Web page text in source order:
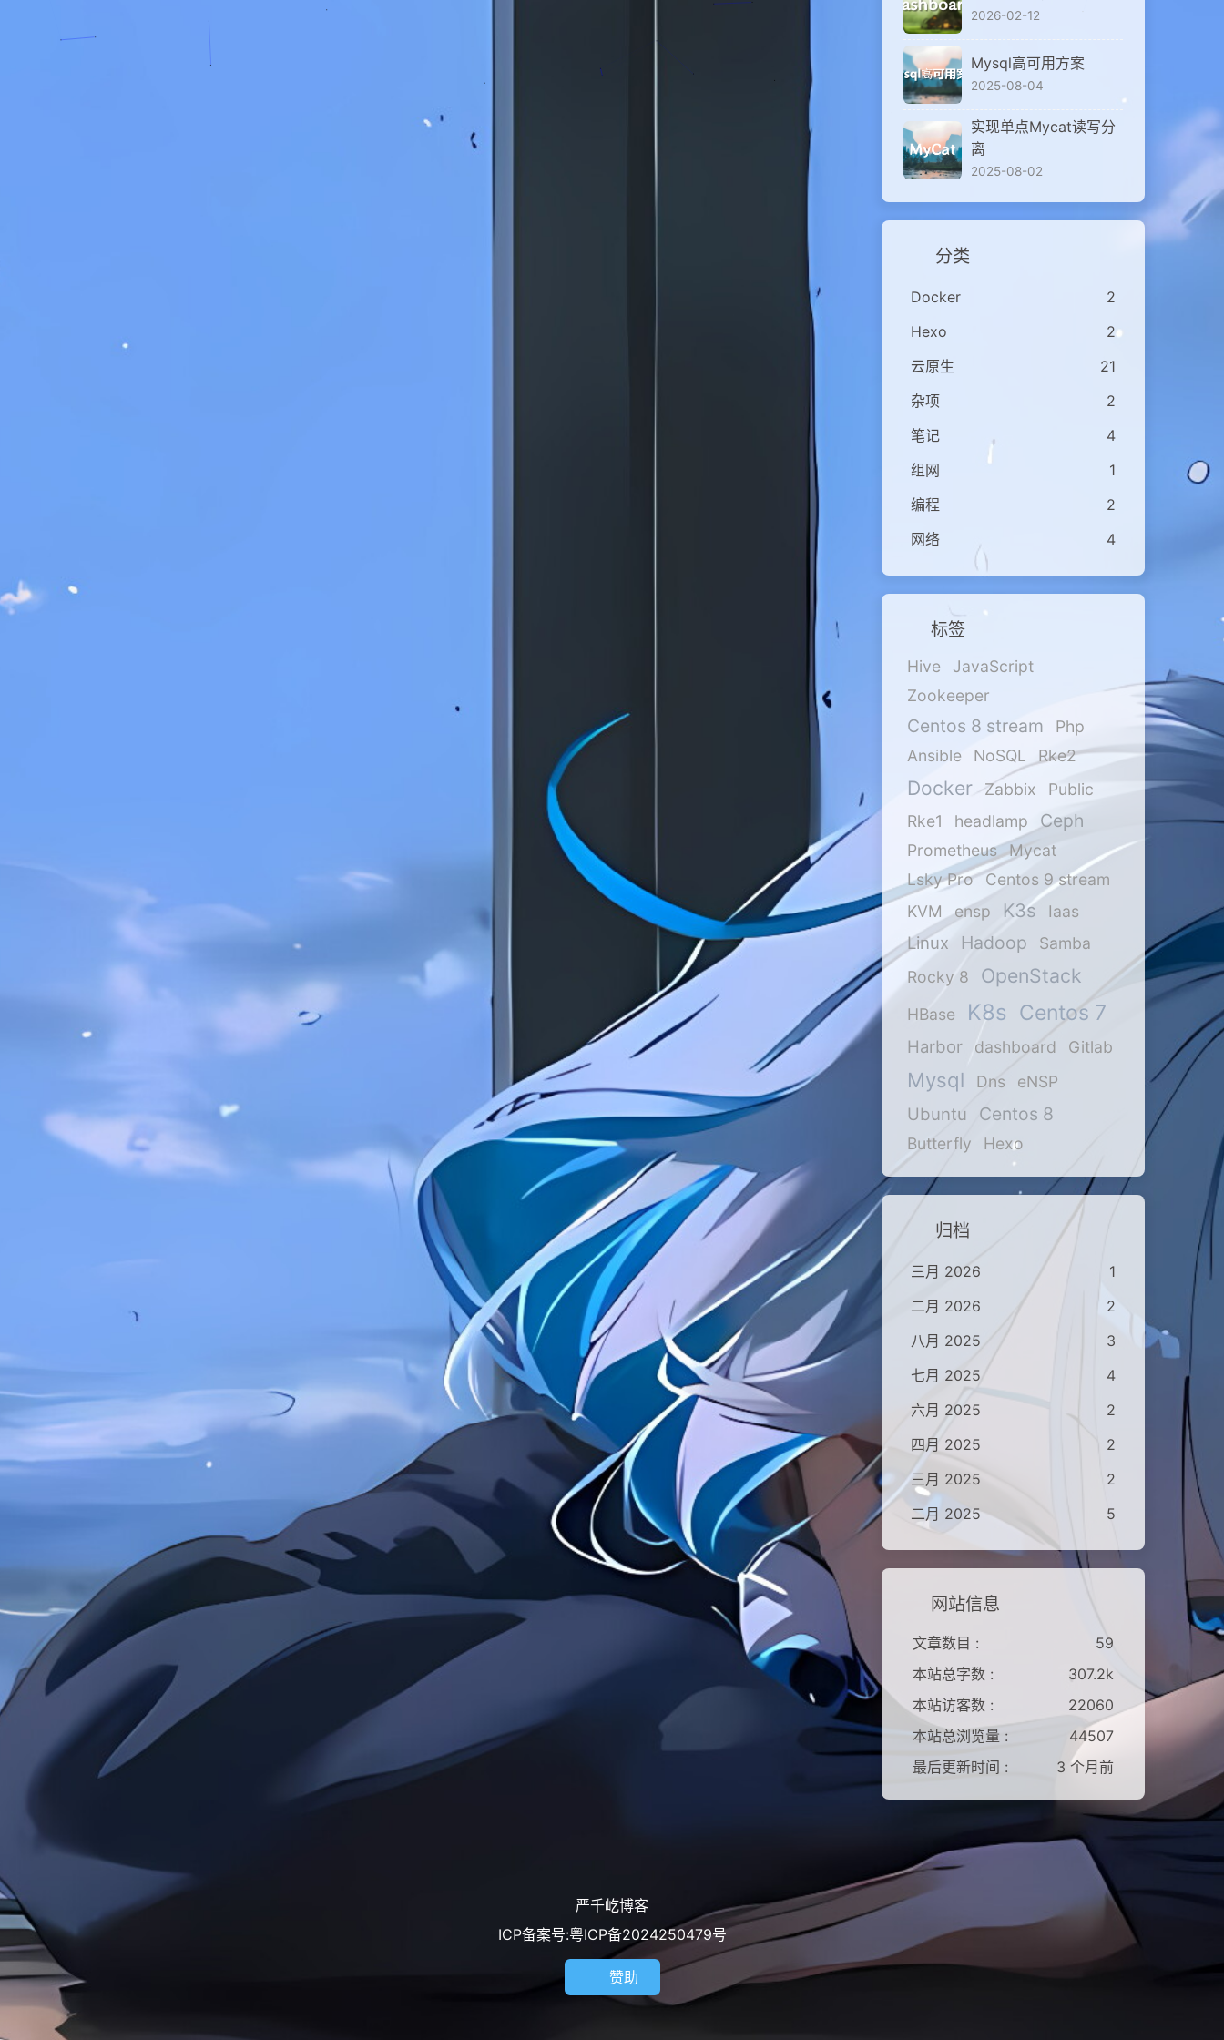
2026-02-12
Mysql高可用方案
2025-08-04
实现单点Mycat读写分
离
2025-08-02
分类
Docker
2
Hexo
2
云原生
21
杂项
2
笔记
4
组网
1
编程
2
网络
4
标签
Hive
JavaScript
Zookeeper
Centos 8 stream
Php
Ansible
NoSQL Rke2
Docker Zabbix
Public
Rke1
headlamp Ceph
Prometheus
Mycat
Lsky Pro
Centos 9 stream
KVM
ensp K3s Iaas
Linux Hadoop
Samba
Rocky 8
OpenStack
HBase K8s Centos 7
Harbor dashboard Gitlab
Mysql Dns eNSP
Ubuntu Centos 8
Butterfly Hexo
归档
三月 2026
1
二月 2026
2
八月 2025
3
七月 2025
4
六月 2025
2
四月 2025
2
三月 2025
2
二月 2025
5
网站信息
文章数目 :
59
本站总字数 :
307.2k
本站访客数 :
22060
本站总浏览量 :
44507
最后更新时间 :
3 个月前
严千屹博客
ICP备案号:粤ICP备2024250479号
赞助